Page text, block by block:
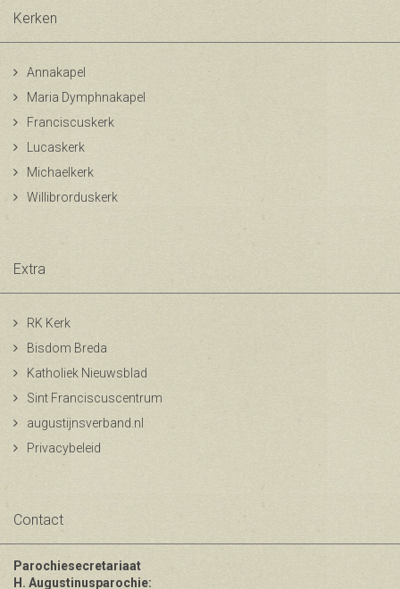
Kerken
Annakapel
Maria Dymphnakapel
Franciscuskerk
Lucaskerk
Michaelkerk
Willibrorduskerk
Extra
RK Kerk
Bisdom Breda
Katholiek Nieuwsblad
Sint Franciscuscentrum
augustijnsverband.nl
Privacybeleid
Contact
Parochiesecretariaat
H. Augustinusparochie: